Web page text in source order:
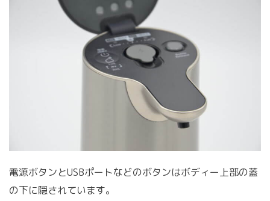
電源ボタンとUSBポートなどのボタンはボディー上部の蓋
の下に隠されています。